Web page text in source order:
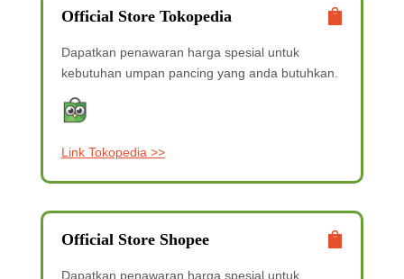
Official Store Tokopedia
Dapatkan penawaran harga spesial untuk
kebutuhan umpan pancing yang anda butuhkan.
Link Tokopedia >>
Official Store Shopee
Dapatkan penawaran harga spesial untuk